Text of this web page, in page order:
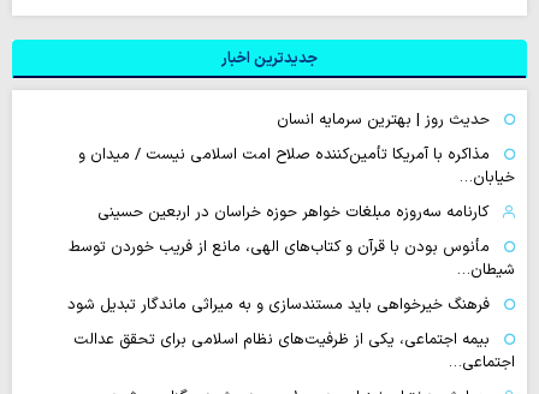
جدیدترین اخبار
حدیث روز | بهترین سرمایه انسان
مذاکره با آمریکا تأمین‌کننده صلاح امت اسلامی نیست / میدان و
خیابان…
کارنامه سه‌روزه مبلغات خواهر حوزه خراسان در اربعین حسینی
مأنوس بودن با قرآن و کتاب‌های الهی، مانع از فریب خوردن توسط
شیطان…
فرهنگ خیرخواهی باید مستندسازی و به میراثی ماندگار تبدیل شود
بیمه اجتماعی، یکی از ظرفیت‌های نظام اسلامی برای تحقق عدالت
اجتماعی…